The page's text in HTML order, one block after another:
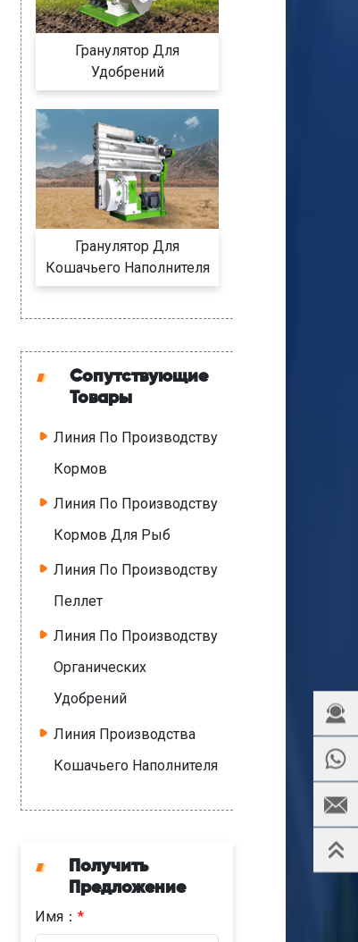
Гранулятор Для
Удобрений
Гранулятор Для
Кошачьего Наполнителя
Сопутствующие
Товары
Линия По Производству
Кормов
Линия По Производству
Кормов Для Рыб
Линия По Производству
Пеллет
Линия По Производству
Органических
Удобрений
Линия Производства
Кошачьего Наполнителя
Получить
Предложение
Имя：*